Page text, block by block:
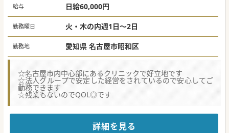
給与 日給60,000円
勤務曜日 火・木の内週1日～2日
勤務地 愛知県 名古屋市昭和区
☆名古屋市内中心部にあるクリニックで好立地です
☆法人グループで安定した経営をされているので安心してご
勤務できます
☆残業もないのでQOL◎です
詳細を見る